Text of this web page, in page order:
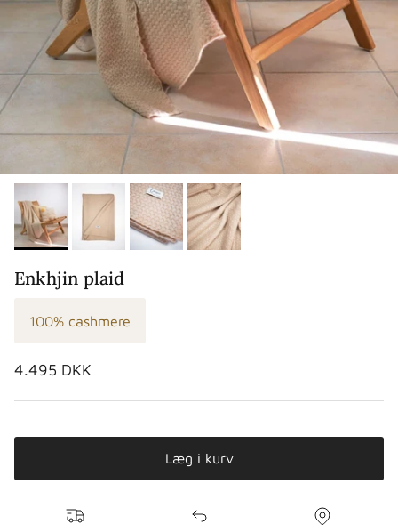
Enkhjin plaid
100% cashmere
Normalpris
4.495 DKK
Læg i kurv